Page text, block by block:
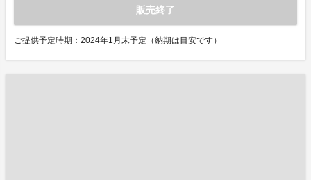
販売終了
ご提供予定時期：2024年1月末予定（納期は目安です）